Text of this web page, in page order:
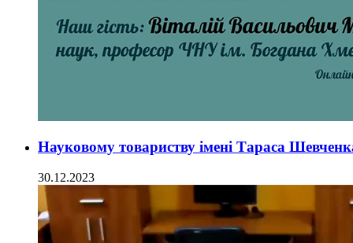
Науковому товариству імені Тараса
30.12.2023